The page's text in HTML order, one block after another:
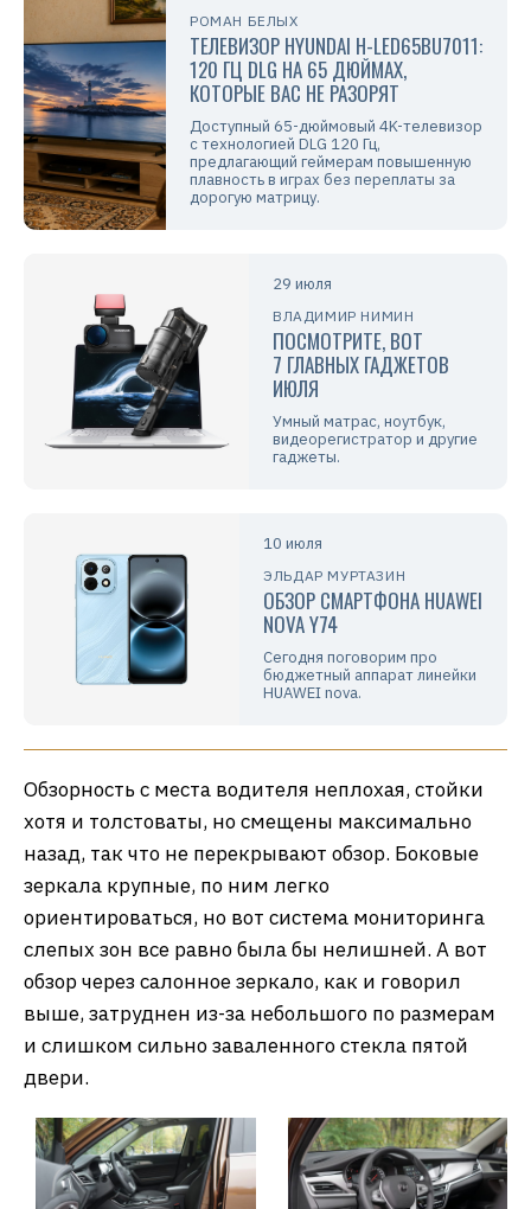
РОМАН БЕЛЫХ
ТЕЛЕВИЗОР HYUNDAI H-LED65BU7011:
120 ГЦ DLG НА 65 ДЮЙМАХ,
КОТОРЫЕ ВАС НЕ РАЗОРЯТ
Доступный 65-дюймовый 4K-телевизор
с технологией DLG 120 Гц,
предлагающий геймерам повышенную
плавность в играх без переплаты за
дорогую матрицу.
29 июля
ВЛАДИМИР НИМИН
ПОСМОТРИТЕ, ВОТ
7 ГЛАВНЫХ ГАДЖЕТОВ
ИЮЛЯ
Умный матрас, ноутбук,
видеорегистратор и другие
гаджеты.
10 июля
ЭЛЬДАР МУРТАЗИН
ОБЗОР СМАРТФОНА HUAWEI
NOVA Y74
Сегодня поговорим про
бюджетный аппарат линейки
HUAWEI nova.
Обзорность с места водителя неплохая, стойки
хотя и толстоваты, но смещены максимально
назад, так что не перекрывают обзор. Боковые
зеркала крупные, по ним легко
ориентироваться, но вот система мониторинга
слепых зон все равно была бы нелишней. А вот
обзор через салонное зеркало, как и говорил
выше, затруднен из-за небольшого по размерам
и слишком сильно заваленного стекла пятой
двери.